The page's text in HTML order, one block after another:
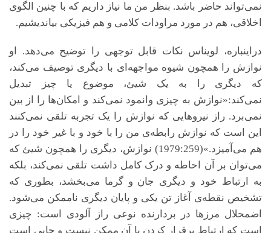
نمی‌تواند حاضر باشد. بنظر من ما نیاز داریم که با چنین الگوی
اخلاقی، هم در مورد مراودات کلامی و هم فیزیکی بیاندیشیم.
دراینباره، لویناس نکات قابل توجهی را توضیح می‌دهد. او
نوازش را همچون شیوه مواجهه‌ای با دیگری توصیف می‌کند،
که دیگری را به یک شیئ، موضوع یا چیز تبدیل
نمی‌کند:«نوازش به چیزی وانمود نمی‌کند و امکان‌ها را از بین
نمی‌برد. راز نیروهایی که نوازش را یک تجربه تلقی نمی‌کنند
این است که نوازش رابطه‌ی من را با خود و با غیر خود را در
هم می‌آمیزد.»(1979:259) نوازش، دیگری را همچون شیئ که
می‌توان بر آن احاطه و درک کامل داشت تلقی نمی‌کند، بلکه
به ارتباط خود و دیگری جان و گرما می‌بخشد، بطوری که
تشخیص نقطه‌ی آغاز تن یکی و پایان دیگری ناممکن می‌شود.
اضمحلال مرزها در بردارنده نوعی راز آلودی است: چیزی
است که ارتباط برقرار کردن با آن ممکن نیست و جایی است